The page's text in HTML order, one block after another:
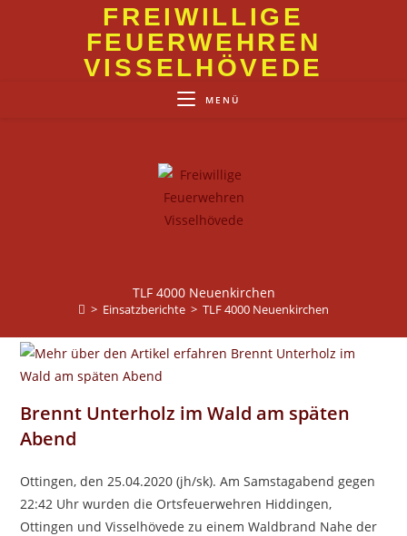
FREIWILLIGE
FEUERWEHREN
VISSELHÖVEDE
MENÜ
TLF 4000 Neuenkirchen
> Einsatzberichte > TLF 4000 Neuenkirchen
Brennt Unterholz im Wald am späten
Abend
Ottingen, den 25.04.2020 (jh/sk). Am Samstagabend gegen
22:42 Uhr wurden die Ortsfeuerwehren Hiddingen,
Ottingen und Visselhövede zu einem Waldbrand Nahe der